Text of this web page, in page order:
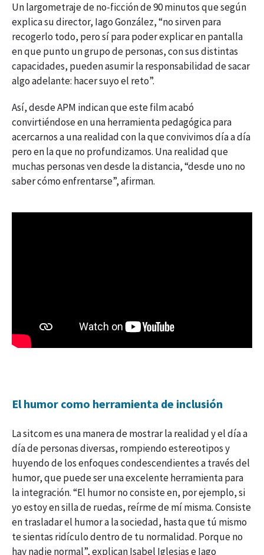
Un largometraje de no-ficción de 90 minutos que según
explica su director, Iago González, “no sirven para
recogerlo todo, pero sí para poder explicar en pantalla
en que punto un grupo de personas, con sus distintas
capacidades, pueden asumir la responsabilidad de sacar
algo adelante: hacer suyo el reto”.
Así, desde APM indican que este film acabó
convirtiéndose en una herramienta pedagógica para
acercarnos a una realidad con la que convivimos día a día
pero en la que no profundizamos. Una realidad que
muchas personas ven desde la distancia, “desde uno no
saber cómo enfrentarse”, afirman.
El humor como herramienta de inclusión
La sitcom es una manera de mostrar la realidad y el día a
día de personas diversas, rompiendo estereotipos y
huyendo de los enfoques condescendientes a través del
humor, que puede ser una excelente herramienta para
la integración. “El humor no consiste en, por ejemplo, si
yo estoy en silla de ruedas, reírme de mí misma. Consiste
en trasladar el humor a la sociedad, hasta que tú mismo
te sientas ridículo dentro de tu normalidad. Porque no
hay nadie normal”, explican Isabel Iglesias e Iago